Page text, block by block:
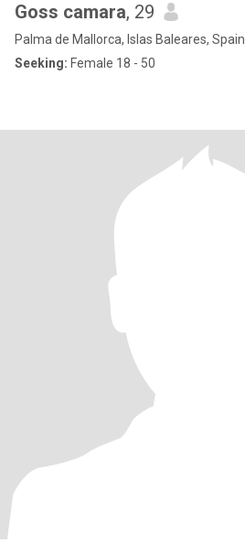
Goss camara, 29
Palma de Mallorca, Islas Baleares, Spain
Seeking: Female 18 - 50